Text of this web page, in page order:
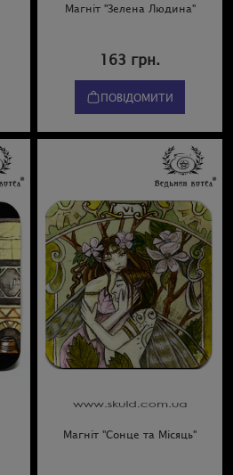
Магніт "Зелена Людина"
163 грн.
ПОВІДОМИТИ
Магніт "Сонце та Місяць"